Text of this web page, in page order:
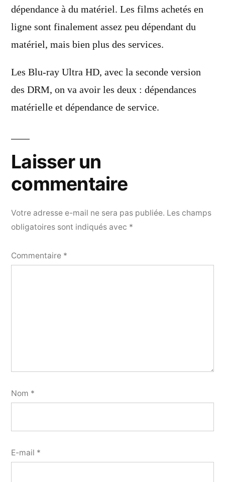
dépendance à du matériel. Les films achetés en
ligne sont finalement assez peu dépendant du
matériel, mais bien plus des services.
Les Blu-ray Ultra HD, avec la seconde version
des DRM, on va avoir les deux : dépendances
matérielle et dépendance de service.
Laisser un
commentaire
Votre adresse e-mail ne sera pas publiée. Les champs
obligatoires sont indiqués avec *
Commentaire *
Nom *
E-mail *